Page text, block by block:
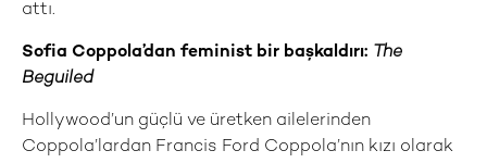
attı.
Sofia Coppola’dan feminist bir başkaldırı: The
Beguiled
Hollywood’un güçlü ve üretken ailelerinden
Coppola’lardan Francis Ford Coppola’nın kızı olarak